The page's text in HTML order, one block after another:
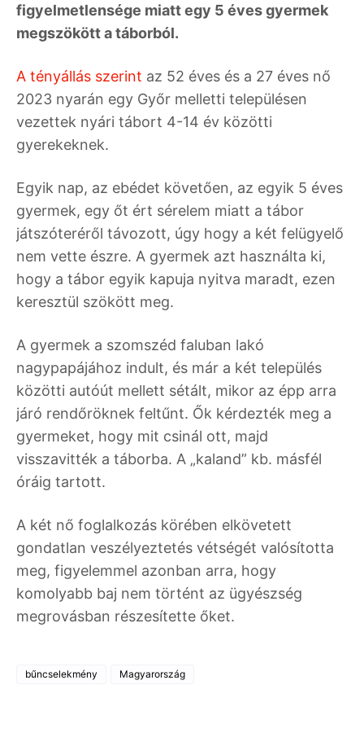
figyelmetlensége miatt egy 5 éves gyermek
megszökött a táborból.
A tényállás szerint az 52 éves és a 27 éves nő
2023 nyarán egy Győr melletti településen
vezettek nyári tábort 4-14 év közötti
gyerekeknek.
Egyik nap, az ebédet követően, az egyik 5 éves
gyermek, egy őt ért sérelem miatt a tábor
játszóteréről távozott, úgy hogy a két felügyelő
nem vette észre. A gyermek azt használta ki,
hogy a tábor egyik kapuja nyitva maradt, ezen
keresztül szökött meg.
A gyermek a szomszéd faluban lakó
nagypapájához indult, és már a két település
közötti autóút mellett sétált, mikor az épp arra
járó rendőröknek feltűnt. Ők kérdezték meg a
gyermeket, hogy mit csinál ott, majd
visszavitték a táborba. A „kaland” kb. másfél
óráig tartott.
A két nő foglalkozás körében elkövetett
gondatlan veszélyeztetés vétségét valósította
meg, figyelemmel azonban arra, hogy
komolyabb baj nem történt az ügyészség
megrovásban részesítette őket.
bűncselekmény Magyarország